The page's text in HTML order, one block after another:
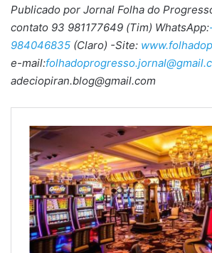
Publicado por Jornal Folha do
contato 93 981177649 (Tim) WhatsApp:
984046835 (Claro) -Site:
e-mail:
adeciopiran.blog@gmail.com